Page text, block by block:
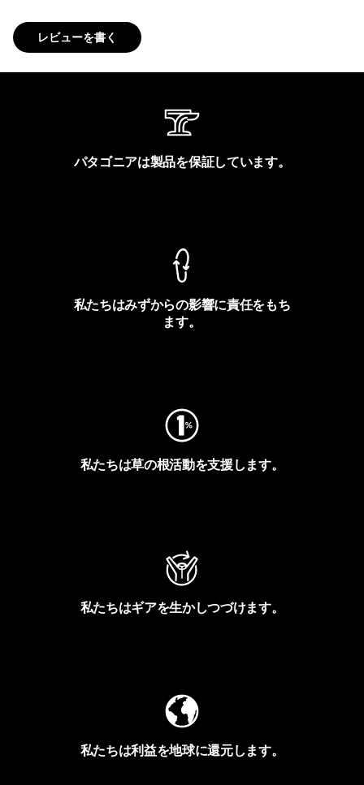
レビューを書く
パタゴニアは製品を保証しています。
私たちはみずからの影響に責任をもち
ます。
私たちは草の根活動を支援します。
私たちはギアを生かしつづけます。
私たちは利益を地球に還元します。